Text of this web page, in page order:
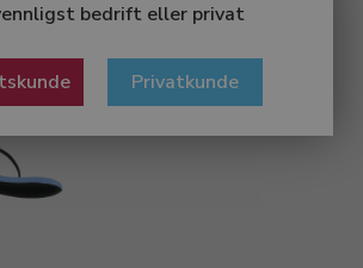
bedrift eller privat
Privatkunde